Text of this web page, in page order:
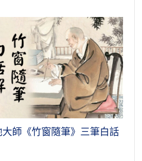
師《竹窗隨筆》三筆白話